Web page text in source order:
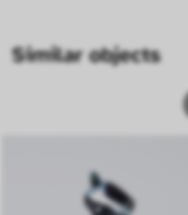
Similar objects